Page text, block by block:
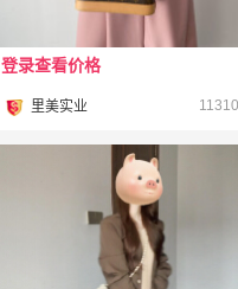
¥
里美实业
登录查看价格